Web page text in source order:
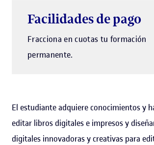
Facilidades de pago
Fracciona en cuotas tu formación
permanente.
El estudiante adquiere conocimientos y
editar libros digitales e impresos y
digitales innovadoras y creativas para